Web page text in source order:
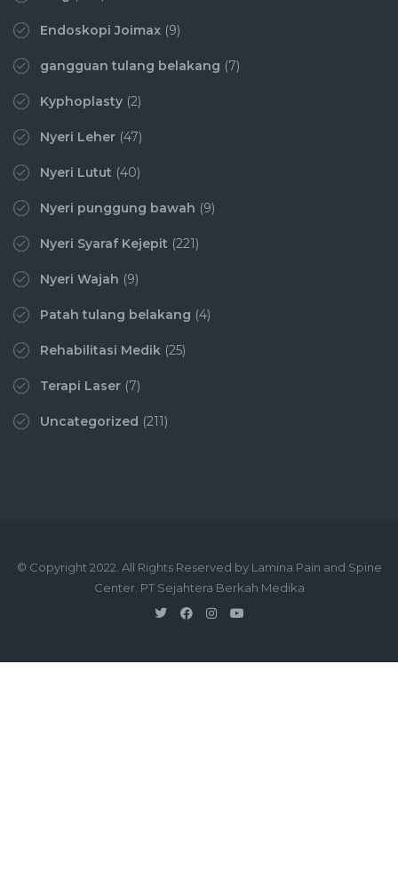
Endoskopi Joimax (9)
gangguan tulang belakang (7)
Kyphoplasty (2)
Nyeri Leher (47)
Nyeri Lutut (40)
Nyeri punggung bawah (9)
Nyeri Syaraf Kejepit (221)
Nyeri Wajah (9)
Patah tulang belakang (4)
Rehabilitasi Medik (25)
Terapi Laser (7)
Uncategorized (211)
© Copyright 2022. All Rights Reserved by Lamina Pain and Spine
Center. PT Sejahtera Berkah Medika